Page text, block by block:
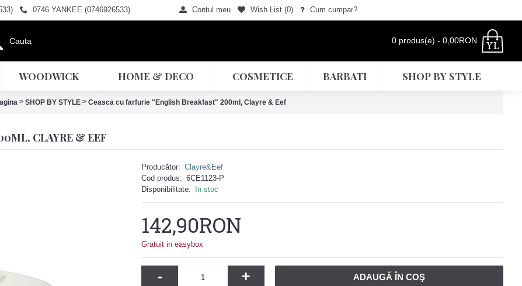
0746.YANKEE (0746926533) Contul meu Wish List (0) Cum cumpar?
0 produs(e) - 0,00RON
WOODWICK HOME & DECO COSMETICE BARBATI SHOP BY STYLE
> SHOP BY STYLE > Ceasca cu farfurie "English Breakfast" 200ml, Clayre & Eef
CLAYRE & EEF
Producător: Clayre&Eef
Cod produs: 6CE1123-P
Disponibilitate:
In stoc
142,90RON
Gratuit in easybox
- + ADAUGĂ ÎN COŞ